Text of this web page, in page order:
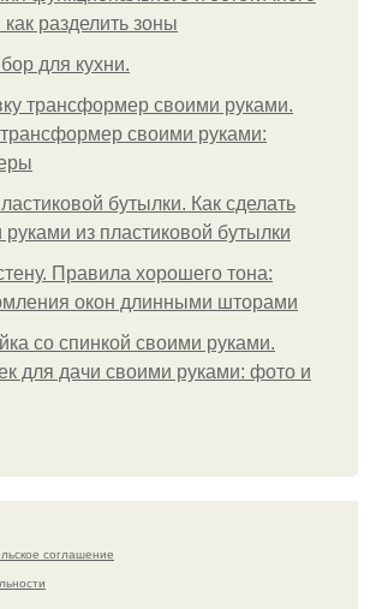
разделить зоны
для кухни.
трансформер своими руками.
своими руками:
бутылки. Как сделать
из пластиковой бутылки
Правила хорошего тона:
окон длинными шторами
со спинкой своими руками.
для дачи своими руками: фото и
соглашение